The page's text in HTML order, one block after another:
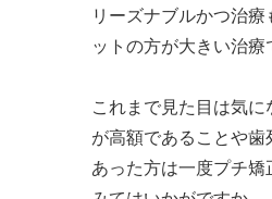
リーズナブルかつ治療
ットの方が大きい治療
これまで見た目は気に
が高額であることや歯
あった方は一度プチ矯